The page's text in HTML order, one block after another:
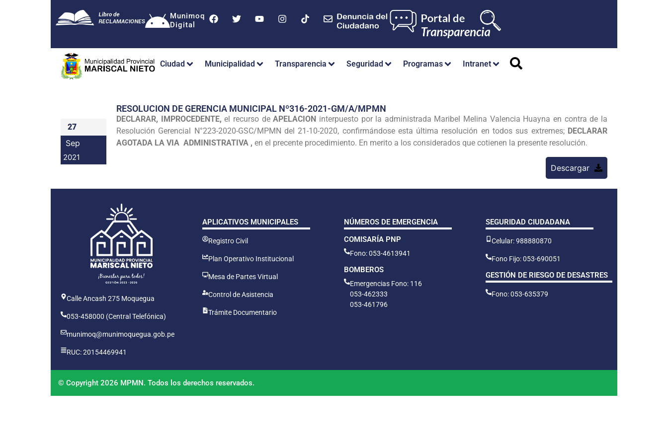
Munimoq
Digital
Ciudad Municipalidad Transparencia Seguridad Programas Intranet
27
Sep
2021
RESOLUCION DE GERENCIA MUNICIPAL Nº316-2021-GM/A/MPMN
DECLARAR, IMPROCEDENTE, el recurso deAPELACION interpuesto por la administrada Maribel Melina Valencia Huayna en contra de la
Resolución Gerencial N°223-2020-GSC/MPMN del 21-10-2020, confirmándose esta última resolución en todos sus extremes; DECLARAR
AGOTADA LA VIA ADMINISTRATIVA , en el precente procedimiento. En merito a los considerados que cotienen la presente resolución.
Descargar
Calle Ancash 275 Moquegua
053-458000 (Central Telefónica)
munimoq@munimoquegua.gob.pe
RUC: 20154469941
APLICATIVOS MUNICIPALES
Registro Civil
Plan Operativo Institucional
Mesa de Partes Virtual
Control de Asistencia
Trámite Documentario
NÚMEROS DE EMERGENCIA
COMISARÍA PNP
Fono: 053-4613941
BOMBEROS
Emergencias Fono: 116
053-462333
053-461796
SEGURIDAD CIUDADANA
Celular: 988880870
Fono Fijo: 053-690051
GESTIÓN DE RIESGO DE DESASTRES
Fono: 053-635379
© Copyright 2026 MPMN. Todos los derechos reservados.